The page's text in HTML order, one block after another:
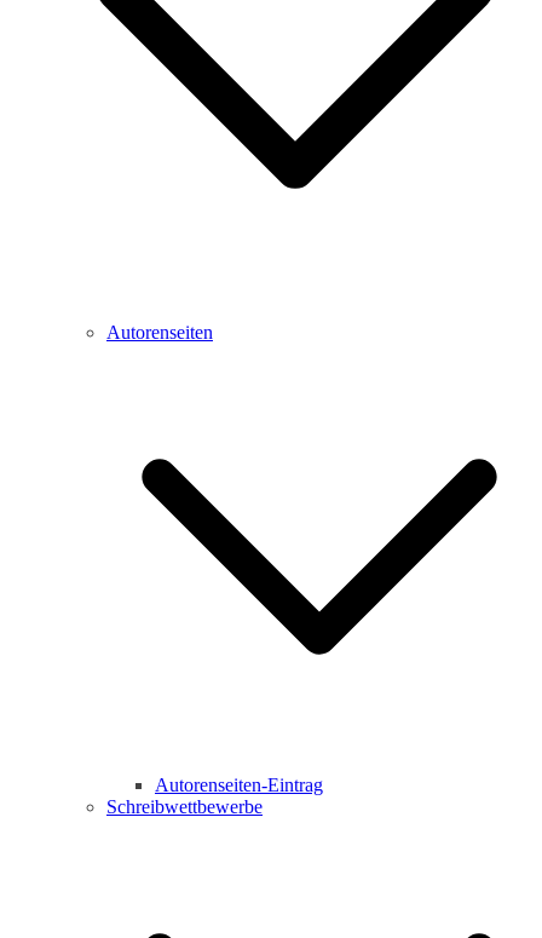
Autorenseiten
Autorenseiten-Eintrag
Schreibwettbewerbe